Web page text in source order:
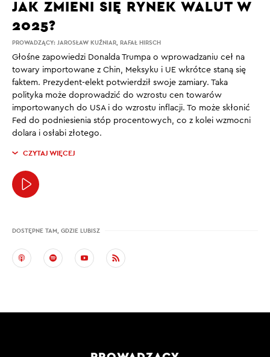
PROWADZĄCY: JAROSŁAW KUŹNIAR, RAFAŁ HIRSCH
JAK ZMIENI SIĘ RYNEK WALUT W
2025?
Głośne zapowiedzi Donalda Trumpa o wprowadzaniu ceł na
towary importowane z Chin, Meksyku i UE wkrótce staną się
faktem. Prezydent-elekt potwierdził swoje zamiary. Taka
polityka może doprowadzić do wzrostu cen towarów
importowanych do USA i do wzrostu inflacji. To może skłonić
Fed do podniesienia stóp procentowych, co z kolei wzmocni
dolara i osłabi złotego.
CZYTAJ WIĘCEJ
DOSTĘPNE TAM, GDZIE LUBISZ